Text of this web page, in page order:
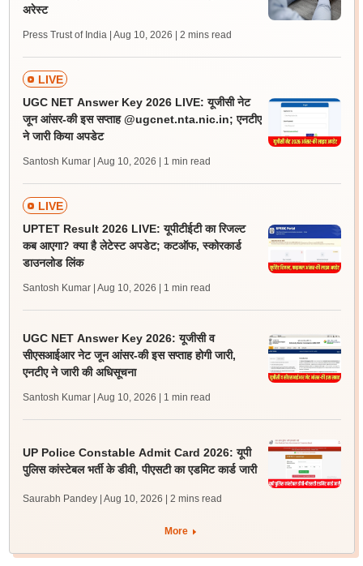
अरेस्ट
Press Trust of India | Aug 10, 2026 | 2 mins read
LIVE
UGC NET Answer Key 2026 LIVE: यूजीसी नेट
जून आंसर-की इस सप्ताह @ugcnet.nta.nic.in; एनटीए
ने जारी किया अपडेट
Santosh Kumar | Aug 10, 2026 | 1 min read
LIVE
UPTET Result 2026 LIVE: यूपीटीईटी का रिजल्ट
कब आएगा? क्या है लेटेस्ट अपडेट; कटऑफ, स्कोरकार्ड
डाउनलोड लिंक
Santosh Kumar | Aug 10, 2026 | 1 min read
UGC NET Answer Key 2026: यूजीसी व
सीएसआईआर नेट जून आंसर-की इस सप्ताह होगी जारी,
एनटीए ने जारी की अधिसूचना
Santosh Kumar | Aug 10, 2026 | 1 min read
UP Police Constable Admit Card 2026: यूपी
पुलिस कांस्टेबल भर्ती के डीवी, पीएसटी का एडमिट कार्ड जारी
Saurabh Pandey | Aug 10, 2026 | 2 mins read
More